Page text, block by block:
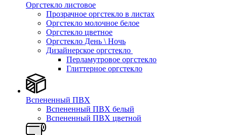
Оргстекло листовое
Прозрачное оргстекло в листах
Оргстекло молочное белое
Оргстекло цветное
Оргстекло День \ Ночь
Дизайнерское оргстекло
Перламутровое оргстекло
Глиттерное оргстекло
Вспененный ПВХ
Вспененный ПВХ белый
Вспененный ПВХ цветной